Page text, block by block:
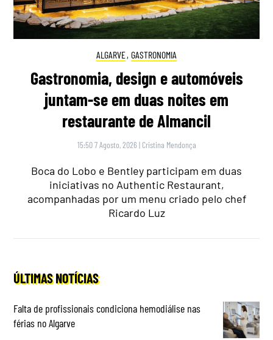
ALGARVE, GASTRONOMIA
Gastronomia, design e automóveis
juntam-se em duas noites em
restaurante de Almancil
15:50 7 Agosto, 2026 | Cristina Mendonça
Boca do Lobo e Bentley participam em duas
iniciativas no Authentic Restaurant,
acompanhadas por um menu criado pelo chef
Ricardo Luz
ÚLTIMAS NOTÍCIAS
Falta de profissionais condiciona hemodiálise nas
férias no Algarve